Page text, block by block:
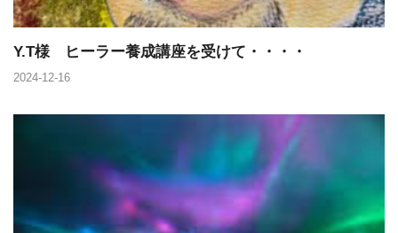
Y.T様 ヒーラー養成講座を受けて・・・・
2024-12-16